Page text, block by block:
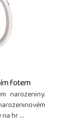
fotem
narozeniny.
hr ...